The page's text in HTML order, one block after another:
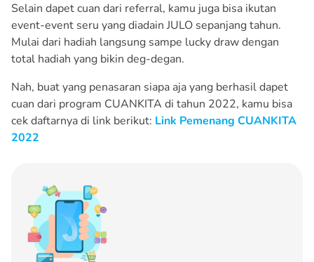
Selain dapet cuan dari referral, kamu juga bisa ikutan
event-event seru yang diadain JULO sepanjang tahun.
Mulai dari hadiah langsung sampe lucky draw dengan
total hadiah yang bikin deg-degan.
Nah, buat yang penasaran siapa aja yang berhasil dapet
cuan dari program CUANKITA di tahun 2022, kamu bisa
cek daftarnya di link berikut: Link Pemenang CUANKITA
2022